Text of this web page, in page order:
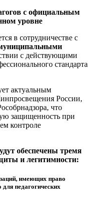
с официальным
уровне
в сотрудничестве с
с действующими
стандарта
актуальным
России,
что
защищенность при
контроле
обеспечены тремя
и легитимности:
имеющих право
педагогических